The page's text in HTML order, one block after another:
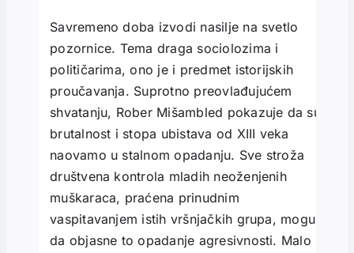
Savremeno doba izvodi nasilje na svetlo
pozornice. Tema draga sociolozima i
političarima, ono je i predmet istorijskih
proučavanja. Suprotno preovlađujućem
shvatanju, Rober Mišambled pokazuje da su
brutalnost i stopa ubistava od XIII veka
naovamo u stalnom opadanju. Sve stroža
društvena kontrola mladih neoženjenih
muškaraca, praćena prinudnim
vaspitavanjem istih vršnjač­kih grupa, mogu
da objasne to opadanje agresivnosti. Malo -